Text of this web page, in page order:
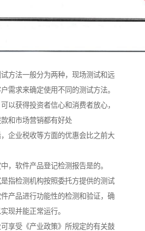
方法一般分为两种，现场测试和远
需求来确定使用不同的测试方法。
以获得投资者信心和消费者放心，
和市场营销都有好处
企业税收等方面的优惠会比之前大
，软件产品登记检测报告是的。
指检测机构按照委托方提供的测试
产品进行功能性的检测和验证，确
现并能正常运行。
享受《产业政策》所规定的有关鼓